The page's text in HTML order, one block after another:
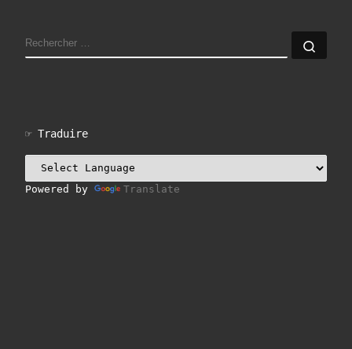
RECHERCHER
☞ Traduire
Powered by Translate